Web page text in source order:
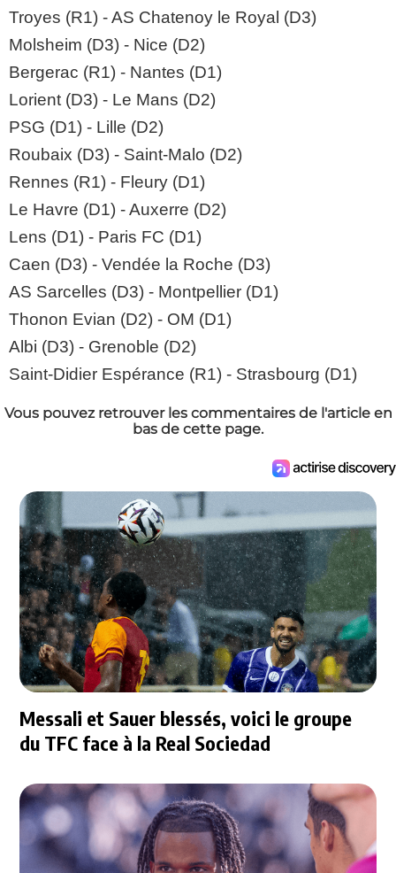
Troyes (R1) - AS Chatenoy le Royal (D3)
Molsheim (D3) - Nice (D2)
Bergerac (R1) - Nantes (D1)
Lorient (D3) - Le Mans (D2)
PSG (D1) - Lille (D2)
Roubaix (D3) - Saint-Malo (D2)
Rennes (R1) - Fleury (D1)
Le Havre (D1) - Auxerre (D2)
Lens (D1) - Paris FC (D1)
Caen (D3) - Vendée la Roche (D3)
AS Sarcelles (D3) - Montpellier (D1)
Thonon Evian (D2) - OM (D1)
Albi (D3) - Grenoble (D2)
Saint-Didier Espérance (R1) - Strasbourg (D1)
Vous pouvez retrouver les commentaires de l'article en
bas de cette page.
Messali et Sauer blessés, voici le groupe
du TFC face à la Real Sociedad